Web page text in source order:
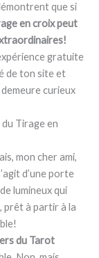
que si
en croix peut
gratuite
de ton site et
curieux
Tirage en
mon cher ami,
d’une porte
lumineux qui
prêt à partir à la
du Tarot